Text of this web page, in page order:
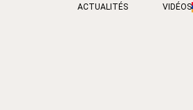
ACTUALITÉS VIDÉOS